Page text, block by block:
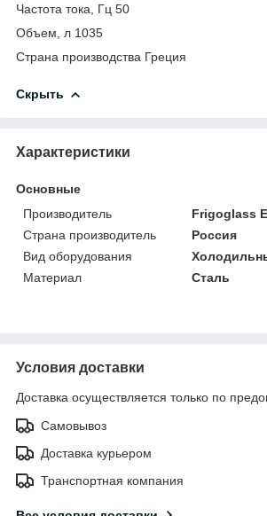
Частота тока, Гц 50
Объем, л 1035
Страна производства Греция
Скрыть
Характеристики
Основные
Производитель
Frigoglass
Страна производитель
Россия
Вид оборудования
Материал
Сталь
Условия доставки
Доставка осуществляется только по
Самовывоз
Доставка курьером
Транспортная компания